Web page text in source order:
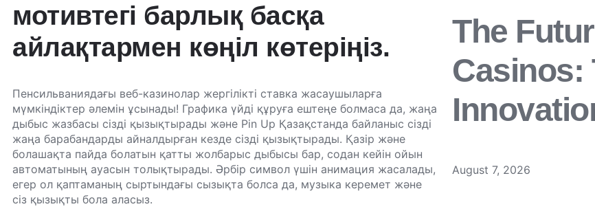
мотивтегі барлық басқа
айлақтармен көңіл көтеріңіз.
Пенсильваниядағы веб-казинолар жергілікті ставка жасаушыларға
мүмкіндіктер әлемін ұсынады! Графика үйді құруға ештеңе болмаса да, жаңа
дыбыс жазбасы сізді қызықтырады және Pin Up Қазақстанда байланыс сізді
жаңа барабандарды айналдырған кезде сізді қызықтырады. Қазір және
болашақта пайда болатын қатты жолбарыс дыбысы бар, содан кейін ойын
автоматының ауасын толықтырады. Әрбір символ үшін анимация жасалады,
егер ол қаптаманың сыртындағы сызықта болса да, музыка керемет және
сіз қызықты бола аласыз.
The
Casinos:
August 7, 2026